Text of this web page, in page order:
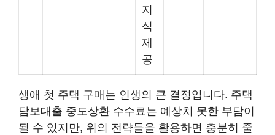
지
식
제
공
생애 첫 주택 구매는 인생의 큰 결정입니다. 주택
담보대출 중도상환 수수료는 예상치 못한 부담이
될 수 있지만, 위의 전략들을 활용하면 충분히 줄